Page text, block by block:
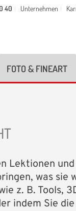
40 Unternehmen
FOTO & FINEART
Lektionen
was sie
z. B. Tools,
indem Sie